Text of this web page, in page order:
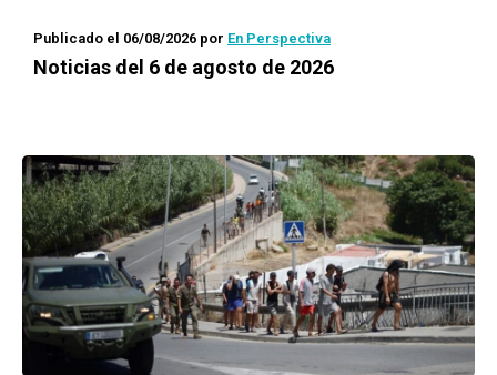
Publicado el 06/08/2026 por En Perspectiva
Noticias del 6 de agosto de 2026